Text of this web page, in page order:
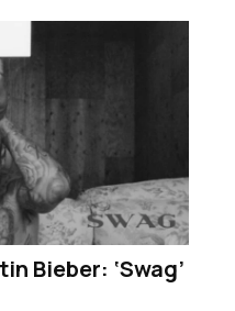
Bieber: ‘Swag’